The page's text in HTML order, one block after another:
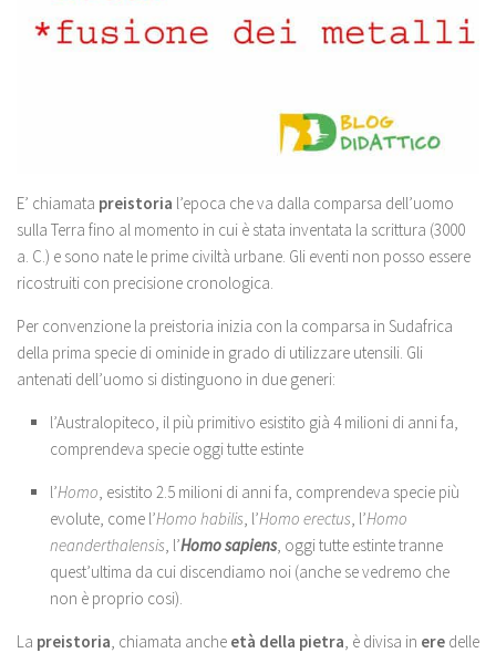
E’ chiamata preistoria l’epoca che va dalla comparsa dell’uomo
sulla Terra fino al momento in cui è stata inventata la scrittura (3000
a. C.) e sono nate le prime civiltà urbane. Gli eventi non posso essere
ricostruiti con precisione cronologica.
Per convenzione la preistoria inizia con la comparsa in Sudafrica
della prima specie di ominide in grado di utilizzare utensili. Gli
antenati dell’uomo si distinguono in due generi:
l’Australopiteco, il più primitivo esistito già 4 milioni di anni fa,
comprendeva specie oggi tutte estinte
l’Homo , esistito 2.5 milioni di anni fa, comprendeva specie più
evolute, come l’Homo habilis , l’Homo erectus , l’Homo
neanderthalensis , l’Homo sapiens, oggi tutte estinte tranne
quest’ultima da cui discendiamo noi (anche se vedremo che
non è proprio cosi).
La preistoria , chiamata anche età della pietra , è divisa in ere delle